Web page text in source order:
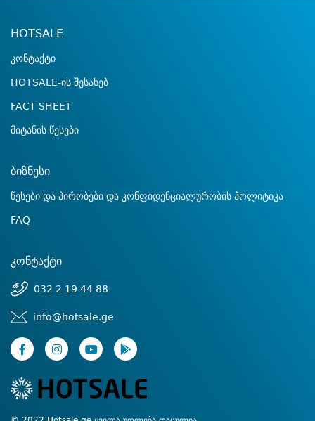
HOTSALE
კონტაქტი
HOTSALE-ის შესახებ
FACT SHEET
მიტანის წესები
ბიზნესი
წესები და პირობები და კონფიდენციალურობის პოლიტიკა
FAQ
კონტაქტი
032 2 19 44 88
info@hotsale.ge